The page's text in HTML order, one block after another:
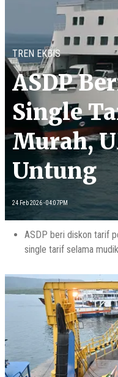
TREN EKBIS
ASDP
Single
Murah,
Untung
24 Feb 2026 - 04:07PM
ASDP beri diskon tarif
single tarif selama